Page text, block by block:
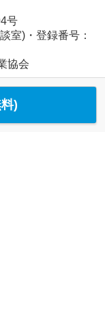
号
室)・登録番号：
協会
)